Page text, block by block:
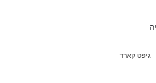
גיפט קארד